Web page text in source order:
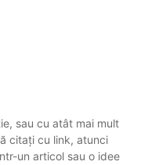
sau cu atât mai mult
citați cu link, atunci
un articol sau o idee